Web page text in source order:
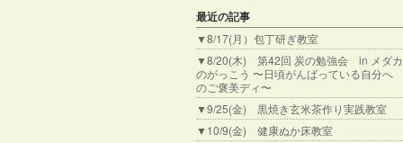
最近の記事
▼8/17(月）包丁研ぎ教室
▼8/20(木) 第42回 炭の勉強会 in メダカ
のがっこう 〜日頃がんばっている自分へ
のご褒美ディ〜
▼9/25(金) 黒焼き玄米茶作り実践教室
▼10/9(金) 健康ぬか床教室